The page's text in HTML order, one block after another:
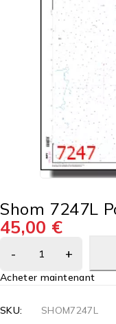
Shom 7247L
45,00 €
Acheter maintenant
SKU:
SHOM7247L